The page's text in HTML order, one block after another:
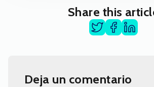
Share this
Deja un comentario